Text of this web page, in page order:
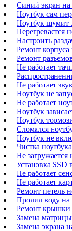
Синий экран на
Ноутбук сам
Ноутбук шумит
Перегревается
Настроить
Ремонт корпуса
Ремонт
Не работает
Не работает
Ноутбук не
Не работает
Ноутбук
Ноутбук
Сломался
Ноутбук не
Чистка
Не загружается
Установка SSD
Не работает
Не работает
Ремонт петель
Пролил воду на
Ремонт крышки
Замена
Замена экрана